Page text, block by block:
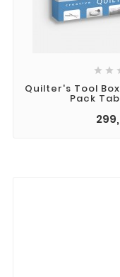
 
Quilter's Tool Box
Pack